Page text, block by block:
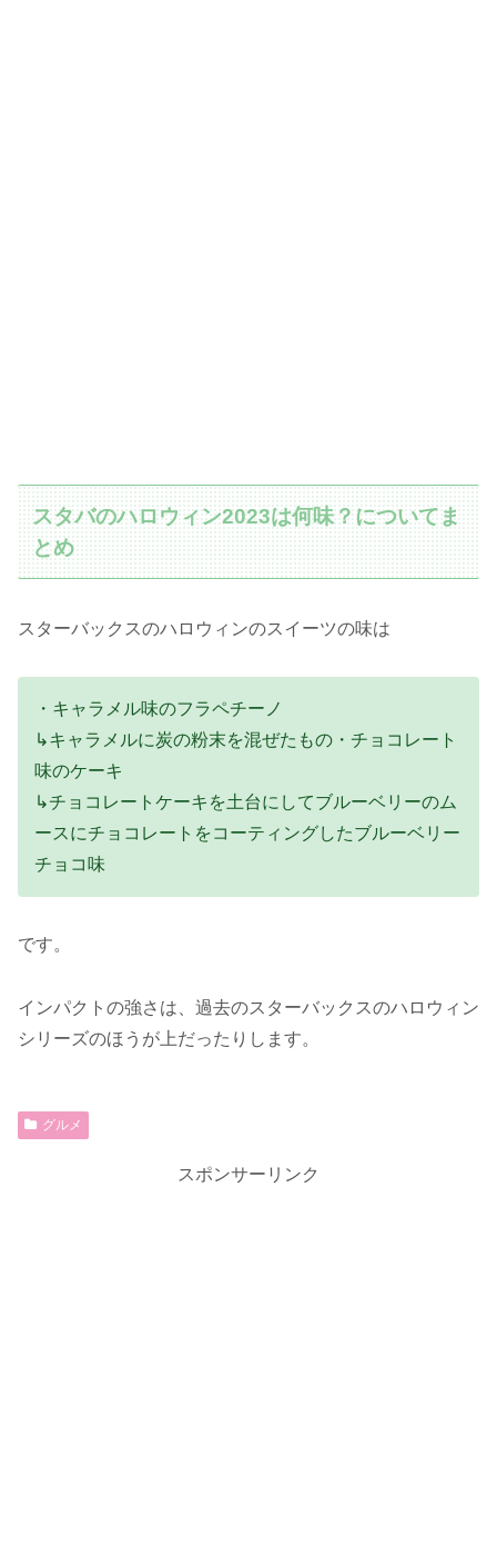
スタバのハロウィン2023は何味？についてま
とめ
スターバックスのハロウィンのスイーツの味は
・キャラメル味のフラペチーノ
↳キャラメルに炭の粉末を混ぜたもの・チョコレート
味のケーキ
↳チョコレートケーキを土台にしてブルーベリーのム
ースにチョコレートをコーティングしたブルーベリー
チョコ味
です。
インパクトの強さは、過去のスターバックスのハロウィン
シリーズのほうが上だったりします。
グルメ
スポンサーリンク